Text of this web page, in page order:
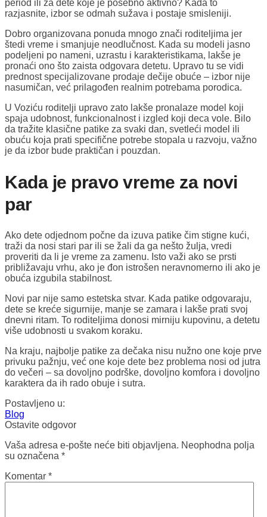
period ili za dete koje je posebno aktivno? Kada to
razjasnite, izbor se odmah sužava i postaje smisleniji.
Dobro organizovana ponuda mnogo znači roditeljima jer
štedi vreme i smanjuje neodlučnost. Kada su modeli jasno
podeljeni po nameni, uzrastu i karakteristikama, lakše je
pronaći ono što zaista odgovara detetu. Upravo tu se vidi
prednost specijalizovane prodaje dečije obuće – izbor nije
nasumičan, već prilagođen realnim potrebama porodica.
U Voziću roditelji upravo zato lakše pronalaze model koji
spaja udobnost, funkcionalnost i izgled koji deca vole. Bilo
da tražite klasične patike za svaki dan, svetleći model ili
obuću koja prati specifične potrebe stopala u razvoju, važno
je da izbor bude praktičan i pouzdan.
Kada je pravo vreme za novi
par
Ako dete odjednom počne da izuva patike čim stigne kući,
traži da nosi stari par ili se žali da ga nešto žulja, vredi
proveriti da li je vreme za zamenu. Isto važi ako se prsti
približavaju vrhu, ako je đon istrošen neravnomerno ili ako je
obuća izgubila stabilnost.
Novi par nije samo estetska stvar. Kada patike odgovaraju,
dete se kreće sigurnije, manje se zamara i lakše prati svoj
dnevni ritam. To roditeljima donosi mirniju kupovinu, a detetu
više udobnosti u svakom koraku.
Na kraju, najbolje patike za dečaka nisu nužno one koje prve
privuku pažnju, već one koje dete bez problema nosi od jutra
do večeri – sa dovoljno podrške, dovoljno komfora i dovoljno
karaktera da ih rado obuje i sutra.
Postavljeno u:
Blog
Ostavite odgovor
Vaša adresa e-pošte neće biti objavljena. Neophodna polja
su označena *
Komentar *